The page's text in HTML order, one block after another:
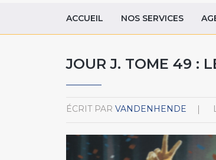
ACCUEIL NOS SERVICES
JOUR J. TOME 49 :
ÉCRIT PAR VANDENHENDE